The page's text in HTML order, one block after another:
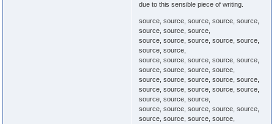
due to this sensible piece of writing.
source, source, source, source, source,
source, source, source,
source, source, source, source, source,
source, source,
source, source, source, source, source,
source, source, source, source,
source, source, source, source, source,
source, source, source, source, source,
source, source, source,
source, source, source, source, source,
source, source, source, source,